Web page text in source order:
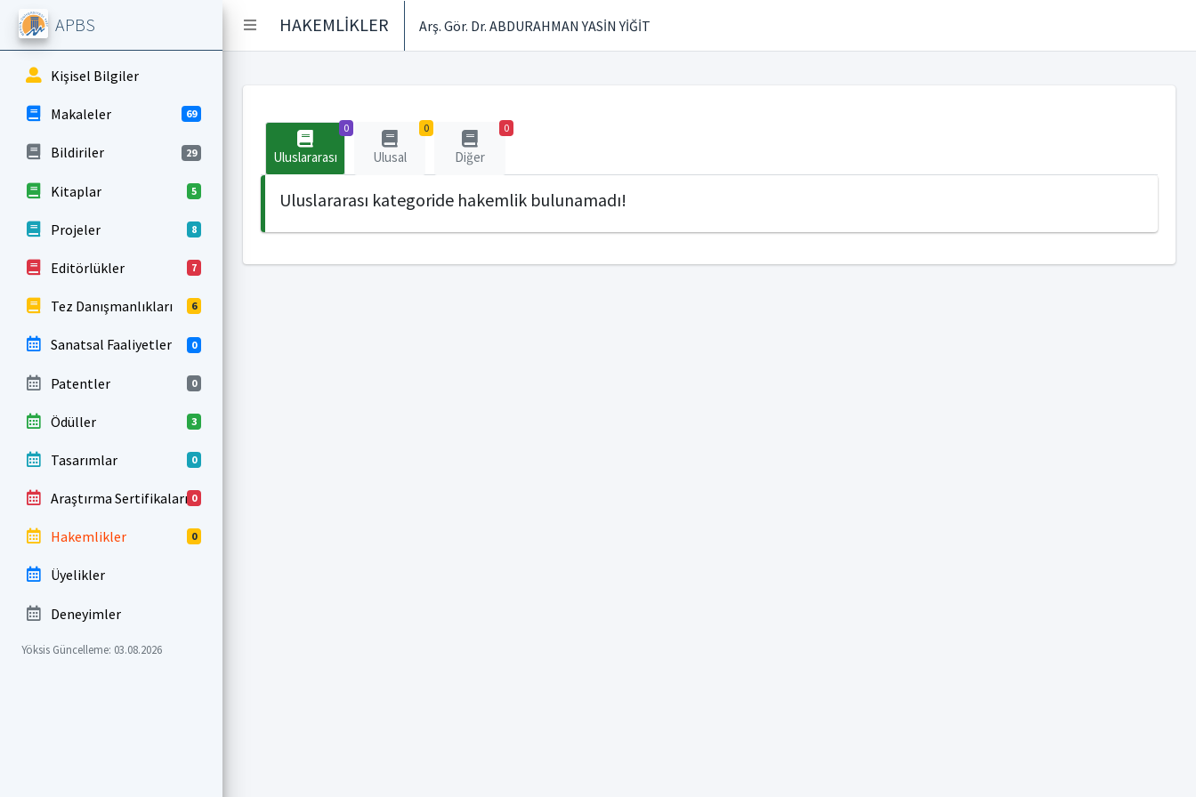
HAKEMLİKLER Arş. Gör. Dr. ABDURAHMAN YASİN YİĞİT
APBS
Kişisel Bilgiler
Makaleler 69
Bildiriler 29
Kitaplar 5
Projeler 8
Editörlükler 7
Tez Danışmanlıkları 6
Sanatsal Faaliyetler 0
Patentler 0
Ödüller 3
Tasarımlar 0
Araştırma Sertifikaları 0
Hakemlikler 0
Üyelikler
Deneyimler
Yöksis Güncelleme: 03.08.2026
0
Uluslararası
0
Ulusal
0
Diğer
Uluslararası kategoride hakemlik bulunamadı!